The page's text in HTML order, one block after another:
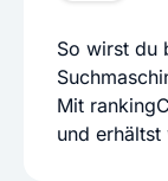
So wirst du
Mit
und